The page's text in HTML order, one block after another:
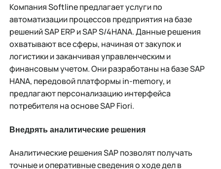
Компания Softline предлагает услуги по
автоматизации процессов предприятия на базе
решений SAP ERP и SAP S/4HANA. Данные решения
охватывают все сферы, начиная от закупок и
логистики и заканчивая управленческим и
финансовым учетом. Они разработаны на базе SAP
HANA, передовой платформы in-memory, и
предлагают персонализацию интерфейса
потребителя на основе SAP Fiori.
Внедрять аналитические решения
Аналитические решения SAP позволят получать
точные и оперативные сведения о ходе дел в